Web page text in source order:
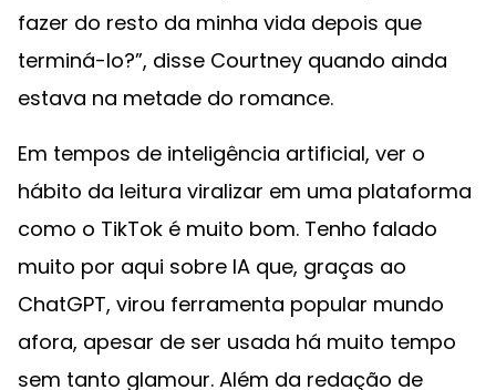
fazer do resto da minha vida depois que
terminá-lo?”, disse Courtney quando ainda
estava na metade do romance.
Em tempos de inteligência artificial, ver o
hábito da leitura viralizar em uma plataforma
como o TikTok é muito bom. Tenho falado
muito por aqui sobre IA que, graças ao
ChatGPT, virou ferramenta popular mundo
afora, apesar de ser usada há muito tempo
sem tanto glamour. Além da redação de